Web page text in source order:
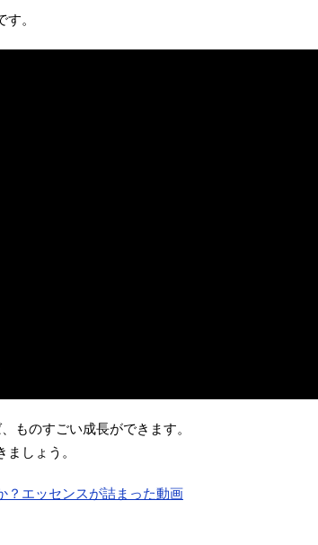
。
ものすごい成長ができます。
しょう。
？エッセンスが詰まった動画